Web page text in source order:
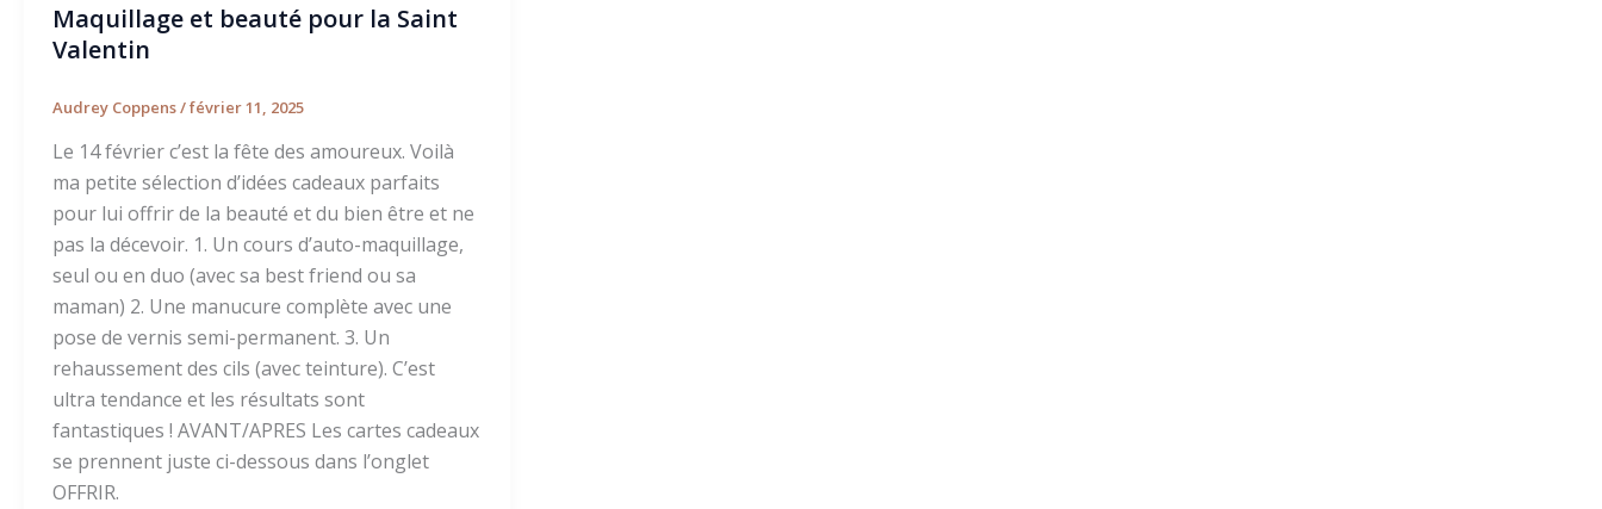
Maquillage et beauté pour la Saint
Valentin
Audrey Coppens/février 11, 2025
Le 14 février c’est la fête des amoureux. Voilà
ma petite sélection d’idées cadeaux parfaits
pour lui offrir de la beauté et du bien être et ne
pas la décevoir. 1. Un cours d’auto-maquillage,
seul ou en duo (avec sa best friend ou sa
maman) 2. Une manucure complète avec une
pose de vernis semi-permanent. 3. Un
rehaussement des cils (avec teinture). C’est
ultra tendance et les résultats sont
fantastiques ! AVANT/APRES Les cartes cadeaux
se prennent juste ci-dessous dans l’onglet
OFFRIR.